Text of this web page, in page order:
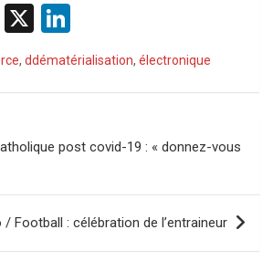
T
X
n
ke
n
, ddématérialisation, électronique
post covid-19 : « donnez-vous
/ Football : célébration de l’entraineur